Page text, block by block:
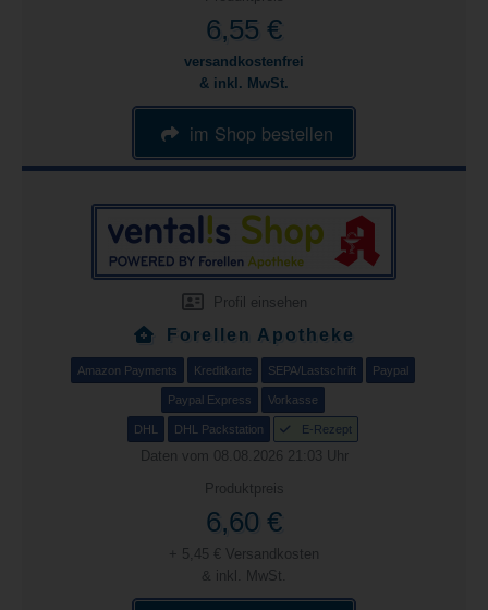
6,55 €
versandkostenfrei
& inkl. MwSt.
im Shop bestellen
Profil einsehen
Forellen Apotheke
Amazon Payments Kreditkarte SEPA/Lastschrift Paypal
Paypal Express Vorkasse
DHL DHL Packstation E-Rezept
Daten vom 08.08.2026 21:03 Uhr
Produktpreis
6,60 €
+ 5,45 € Versandkosten
& inkl. MwSt.